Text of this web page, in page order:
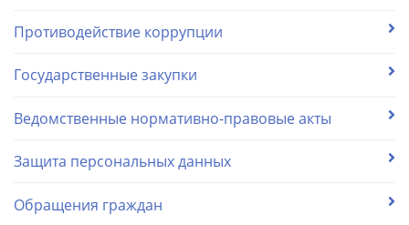
Противодействие коррупции
Государственные закупки
Ведомственные нормативно-правовые акты
Защита персональных данных
Обращения граждан